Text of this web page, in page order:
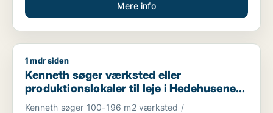
Mere info
Kenneth søger værksted eller produktionslokaler til leje i
1 mdr siden
Kenneth søger værksted eller
produktionslokaler til leje i Hedehusene,
Greve eller Ølstykke m.fl.
Kenneth søger 100-196 m2 værksted /